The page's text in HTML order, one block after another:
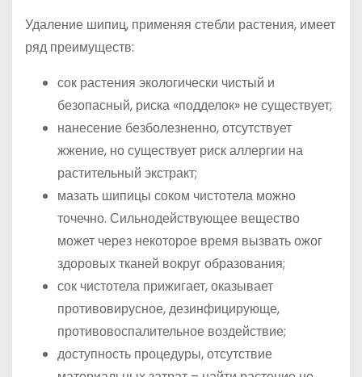
Удаление шипиц, применяя стебли растения, имеет
ряд преимуществ:
сок растения экологически чистый и
безопасный, риска «подделок» не существует;
нанесение безболезненно, отсутствует
жжение, но существует риск аллергии на
растительный экстракт;
мазать шипицы соком чистотела можно
точечно. Сильнодействующее вещество
может через некоторое время вызвать ожог
здоровых тканей вокруг образования;
сок чистотела прижигает, оказывает
противовирусное, дезинфицирующе,
противовоспалительное воздействие;
доступность процедуры, отсутствие